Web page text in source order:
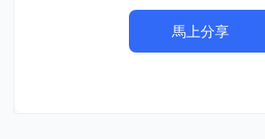
馬上分享